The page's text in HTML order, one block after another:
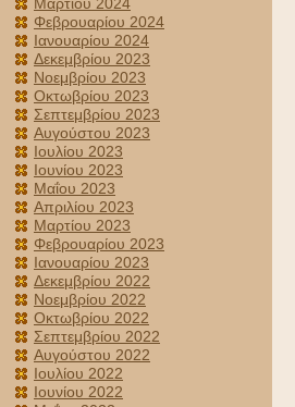
Φεβρουαρίου 2024
Ιανουαρίου 2024
Δεκεμβρίου 2023
Νοεμβρίου 2023
Οκτωβρίου 2023
Σεπτεμβρίου 2023
Αυγούστου 2023
Ιουλίου 2023
Ιουνίου 2023
Μαΐου 2023
Απριλίου 2023
Μαρτίου 2023
Φεβρουαρίου 2023
Ιανουαρίου 2023
Δεκεμβρίου 2022
Νοεμβρίου 2022
Οκτωβρίου 2022
Σεπτεμβρίου 2022
Αυγούστου 2022
Ιουλίου 2022
Ιουνίου 2022